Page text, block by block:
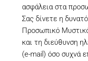
ασφάλεια στα
Σας δίνετε η
Προσωπικό
και τη διεύθυνση
(e-mail) όσο συχνά